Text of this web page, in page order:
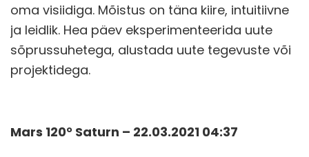
oma visiidiga. Mõistus on täna kiire, intuitiivne
ja leidlik. Hea päev eksperimenteerida uute
sõprussuhetega, alustada uute tegevuste või
projektidega.
Mars 120° Saturn – 22.03.2021 04:37